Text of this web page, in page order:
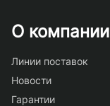
О компании
Линии поставок
Новости
Гарантии